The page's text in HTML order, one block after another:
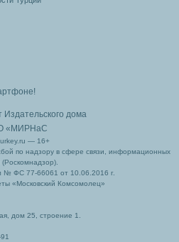
дома
«МИРНаС
— 16+
по надзору в сфере связи, информационных
№ ФС 77-66061 от 10.06.2016 г.
«Московский Комсомолец»
дом 25, строение 1.